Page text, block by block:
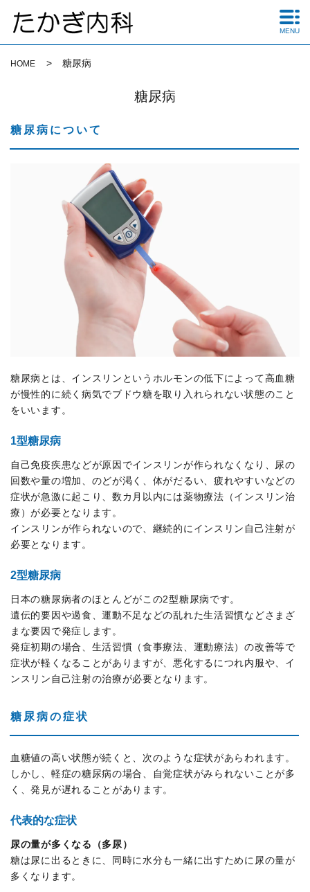
MENU
HOME 糖尿病
糖尿病
糖尿病について
糖尿病とは、インスリンというホルモンの低下によって高血糖
が慢性的に続く病気でブドウ糖を取り入れられない状態のこと
をいいます。
1型糖尿病
自己免疫疾患などが原因でインスリンが作られなくなり、尿の
回数や量の増加、のどが渇く、体がだるい、疲れやすいなどの
症状が急激に起こり、数カ月以内には薬物療法（インスリン治
療）が必要となります。
インスリンが作られないので、継続的にインスリン自己注射が
必要となります。
2型糖尿病
日本の糖尿病者のほとんどがこの2型糖尿病です。
遺伝的要因や過食、運動不足などの乱れた生活習慣などさまざ
まな要因で発症します。
発症初期の場合、生活習慣（食事療法、運動療法）の改善等で
症状が軽くなることがありますが、悪化するにつれ内服や、イ
ンスリン自己注射の治療が必要となります。
糖尿病の症状
血糖値の高い状態が続くと、次のような症状があらわれます。
しかし、軽症の糖尿病の場合、自覚症状がみられないことが多
く、発見が遅れることがあります。
代表的な症状
尿の量が多くなる（多尿）
糖は尿に出るときに、同時に水分も一緒に出すために尿の量が
多くなります。